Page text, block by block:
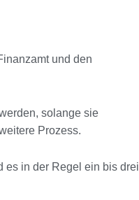
und den
solange sie
Prozess.
es in der Regel ein bis drei